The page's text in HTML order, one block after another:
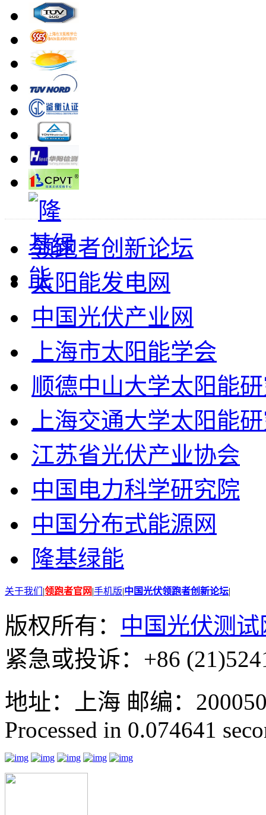
领跑者创新论坛
太阳能发电网
中国光伏产业网
上海市太阳能学会
顺德中山大学太阳能
上海交通大学太阳能
江苏省光伏产业协会
中国电力科学研究院
中国分布式能源网
隆基绿能
关于我们 |领跑者官网|手机版|中国光伏领跑者创新论坛|
版权所有： 中国光伏测试
紧急或投诉：+86
地址：上海 邮编：
Processed in 0.074641